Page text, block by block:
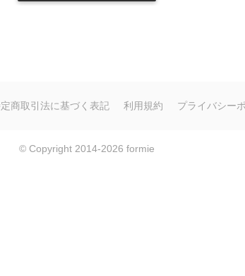
商取引法に基づく表記 利用規約 プライバシー
© Copyright 2014-2026 formie